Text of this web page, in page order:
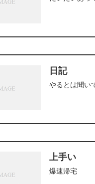
日記
やるとは聞い
上手い
爆速帰宅